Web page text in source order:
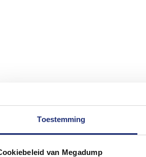
Toestemming
van Megadump
van delen. Deel jouw badkamer